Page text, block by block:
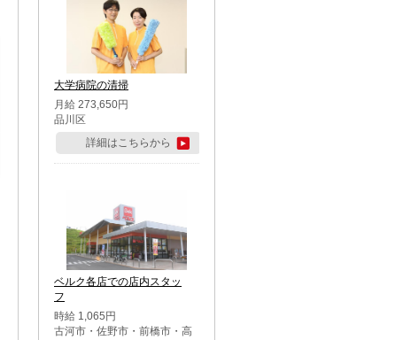
大学病院の清掃
月給 273,650円
品川区
詳細はこちらから
ベルク各店での店内スタッ
フ
時給 1,065円
古河市・佐野市・前橋市・高